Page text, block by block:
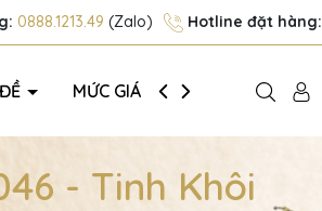
0888.1213.49 (Zalo) Hotline đặt hàng:
MỨC GIÁ GIỚI THIỆU
- Tinh Khôi